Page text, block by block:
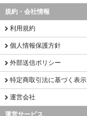
規約・会社情報
利用規約
個人情報保護方針
外部送信ポリシー
特定商取引法に基づく表示
運営会社
運営サービス